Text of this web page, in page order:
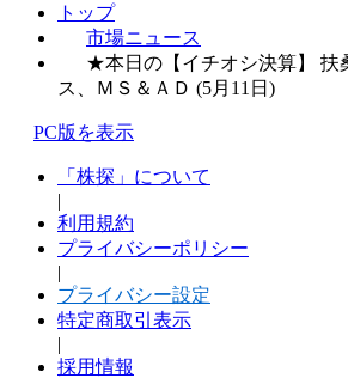
トップ
市場ニュース
★本日の【イチオシ決算】 扶
ス、ＭＳ＆ＡＤ (5月11日)
PC版を表示
「株探」について
|
利用規約
プライバシーポリシー
|
プライバシー設定
特定商取引表示
|
採用情報